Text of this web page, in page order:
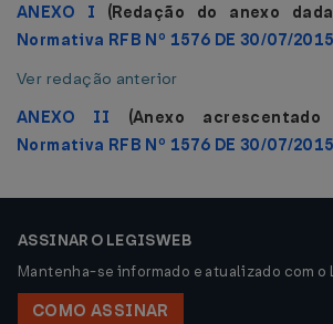
ANEXO I
(Redação do anexo
Normativa RFB Nº 1576 DE 30/07/2015
Ver redação anterior
ANEXO II
(Anexo
Normativa RFB Nº 1576 DE 30/07/2015
ASSINAR O LEGISWEB
Mantenha-se informado e atualizado com o
COMO ASSINAR